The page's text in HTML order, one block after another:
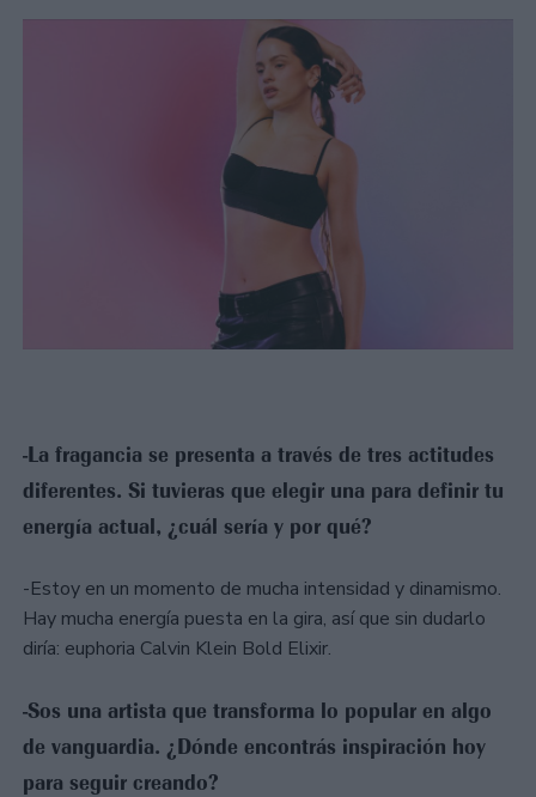
-La fragancia se presenta a través de tres actitudes
diferentes. Si tuvieras que elegir una para definir tu
energía actual, ¿cuál sería y por qué?
-Estoy en un momento de mucha intensidad y dinamismo.
Hay mucha energía puesta en la gira, así que sin dudarlo
diría: euphoria Calvin Klein Bold Elixir.
-Sos una artista que transforma lo popular en algo
de vanguardia. ¿Dónde encontrás inspiración hoy
para seguir creando?